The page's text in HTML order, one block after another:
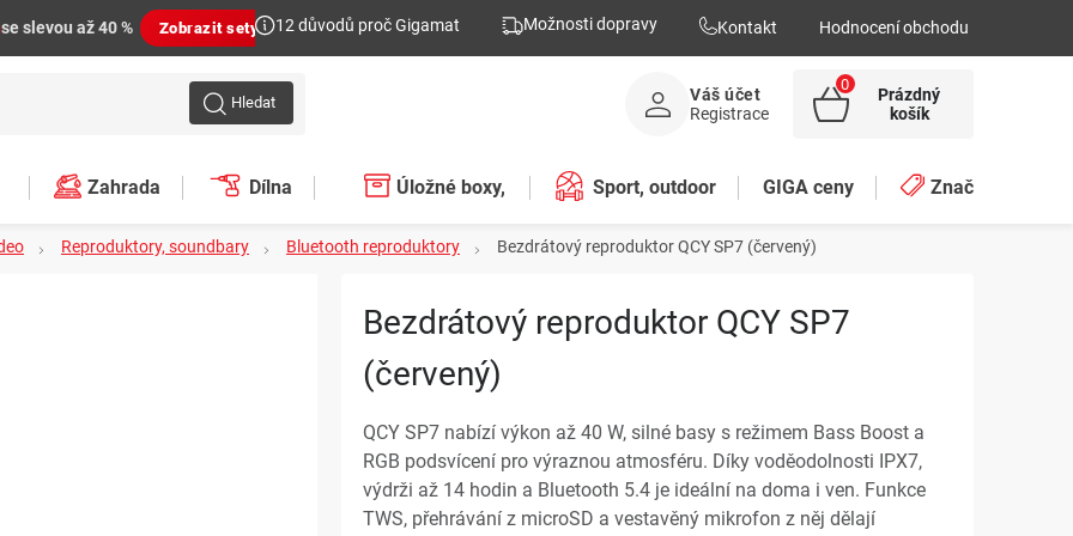
se slevou až 40 % Zobrazit sety 12 důvodů proč Gigamat Možnosti dopravy Kontakt Hodnocení obchodu
Hledat
Váš účet
Registrace
NÁKUPNÍ
Prázdný
košík
Zahrada Dílna Úložné boxy,
plastové regály,
organizéry
Sport, outdoor GIGA ceny Značky
Reproduktory, soundbary Bluetooth reproduktory Bezdrátový reproduktor QCY SP7 (červený)
Bezdrátový reproduktor QCY SP7
(červený)
QCY SP7 nabízí výkon až 40 W, silné basy s režimem Bass Boost a
RGB podsvícení pro výraznou atmosféru. Díky voděodolnosti IPX7,
výdrži až 14 hodin a Bluetooth 5.4 je ideální na doma i ven. Funkce
TWS, přehrávání z microSD a vestavěný mikrofon z něj dělají